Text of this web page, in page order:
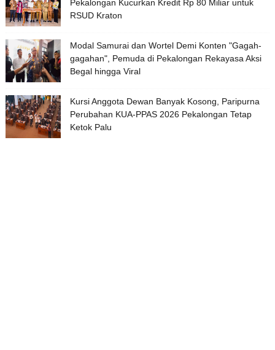
Pekalongan Kucurkan Kredit Rp 80 Miliar untuk
RSUD Kraton
Modal Samurai dan Wortel Demi Konten "Gagah-
gagahan", Pemuda di Pekalongan Rekayasa Aksi
Begal hingga Viral
Kursi Anggota Dewan Banyak Kosong, Paripurna
Perubahan KUA-PPAS 2026 Pekalongan Tetap
Ketok Palu